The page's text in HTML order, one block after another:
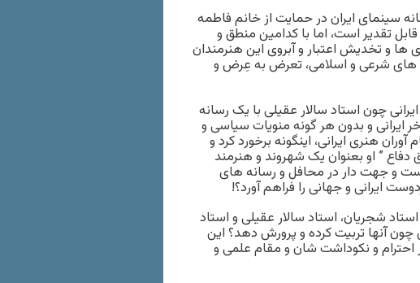
سینمای ایران در حمایت از خانم فاطمه
تقدیر است، اما با کدامین منطق و
ها و تخدیش اعتبار و آبروی این هنرمندان
های شرعی و اسلامی، تعرض به عِرض و
چون استاد سالار عقیلی با یک رسانه
و بدون هر گونه منویات سیاسی و
هنری ایرانی، اینگونه برخورد کرد و
” او بعنوان یک شهروند و هنرمند
و جهت دار در محافل و رسانه های
ایرانی و جهانی را فراهم آورد؟!
شجریان، استاد سالار عقیلی و استاد
چون آنها تربیت کرده و پرورش دهد؟ این
احترام و نکوداشت شان و مقام علمی و